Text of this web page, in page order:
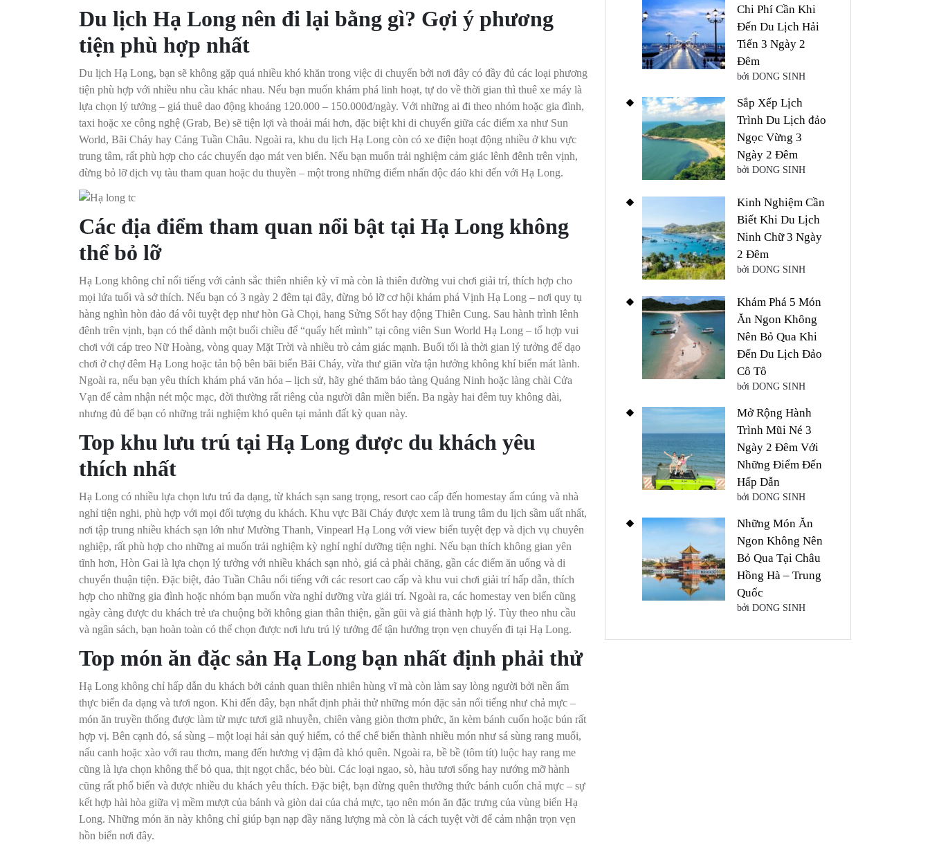
Du lịch Hạ Long nên đi lại bằng gì? Gợi ý phương
tiện phù hợp nhất
Du lịch Hạ Long, bạn sẽ không gặp quá nhiều khó khăn trong việc di chuyển bởi nơi đây có đầy đủ các loại phương
tiện phù hợp với nhiều nhu cầu khác nhau. Nếu bạn muốn khám phá linh hoạt, tự do về thời gian thì thuê xe máy là
lựa chọn lý tưởng – giá thuê dao động khoảng 120.000 – 150.000đ/ngày. Với những ai đi theo nhóm hoặc gia đình,
taxi hoặc xe công nghệ (Grab, Be) sẽ tiện lợi và thoải mái hơn, đặc biệt khi di chuyển giữa các điểm xa như Sun
World, Bãi Cháy hay Cảng Tuần Châu. Ngoài ra, khu du lịch Hạ Long còn có xe điện hoạt động nhiều ở khu vực
trung tâm, rất phù hợp cho các chuyến dạo mát ven biển. Nếu bạn muốn trải nghiệm cảm giác lênh đênh trên vịnh,
đừng bỏ lỡ dịch vụ tàu tham quan hoặc du thuyền – một trong những điểm nhấn độc đáo khi đến với Hạ Long.
Các địa điểm tham quan nổi bật tại Hạ Long không
thể bỏ lỡ
Hạ Long không chỉ nổi tiếng với cảnh sắc thiên nhiên kỳ vĩ mà còn là thiên đường vui chơi giải trí, thích hợp cho
mọi lứa tuổi và sở thích. Nếu bạn có 3 ngày 2 đêm tại đây, đừng bỏ lỡ cơ hội khám phá Vịnh Hạ Long – nơi quy tụ
hàng nghìn hòn đảo đá vôi tuyệt đẹp như hòn Gà Chọi, hang Sửng Sốt hay động Thiên Cung. Sau hành trình lênh
đênh trên vịnh, bạn có thể dành một buổi chiều để “quẩy hết mình” tại công viên Sun World Hạ Long – tổ hợp vui
chơi với cáp treo Nữ Hoàng, vòng quay Mặt Trời và nhiều trò cảm giác mạnh. Buổi tối là thời gian lý tưởng để dạo
chơi ở chợ đêm Hạ Long hoặc tản bộ bên bãi biển Bãi Cháy, vừa thư giãn vừa tận hưởng không khí biển mát lành.
Ngoài ra, nếu bạn yêu thích khám phá văn hóa – lịch sử, hãy ghé thăm bảo tàng Quảng Ninh hoặc làng chài Cửa
Vạn để cảm nhận nét mộc mạc, đời thường rất riêng của người dân miền biển. Ba ngày hai đêm tuy không dài,
nhưng đủ để bạn có những trải nghiệm khó quên tại mảnh đất kỳ quan này.
Top khu lưu trú tại Hạ Long được du khách yêu
thích nhất
Hạ Long có nhiều lựa chọn lưu trú đa dạng, từ khách sạn sang trọng, resort cao cấp đến homestay ấm cúng và nhà
nghỉ tiện nghi, phù hợp với mọi đối tượng du khách. Khu vực Bãi Cháy được xem là trung tâm du lịch sầm uất nhất,
nơi tập trung nhiều khách sạn lớn như Mường Thanh, Vinpearl Hạ Long với view biển tuyệt đẹp và dịch vụ chuyên
nghiệp, rất phù hợp cho những ai muốn trải nghiệm kỳ nghỉ nghỉ dưỡng tiện nghi. Nếu bạn thích không gian yên
tĩnh hơn, Hòn Gai là lựa chọn lý tưởng với nhiều khách sạn nhỏ, giá cả phải chăng, gần các điểm ăn uống và di
chuyển thuận tiện. Đặc biệt, đảo Tuần Châu nổi tiếng với các resort cao cấp và khu vui chơi giải trí hấp dẫn, thích
hợp cho những gia đình hoặc nhóm bạn muốn vừa nghỉ dưỡng vừa giải trí. Ngoài ra, các homestay ven biển cũng
ngày càng được du khách trẻ ưa chuộng bởi không gian thân thiện, gần gũi và giá thành hợp lý. Tùy theo nhu cầu
và ngân sách, bạn hoàn toàn có thể chọn được nơi lưu trú lý tưởng để tận hưởng trọn vẹn chuyến đi tại Hạ Long.
Top món ăn đặc sản Hạ Long bạn nhất định phải thử
Hạ Long không chỉ hấp dẫn du khách bởi cảnh quan thiên nhiên hùng vĩ mà còn làm say lòng người bởi nền ẩm
thực biển đa dạng và tươi ngon. Khi đến đây, bạn nhất định phải thử những món đặc sản nổi tiếng như chả mực –
món ăn truyền thống được làm từ mực tươi giã nhuyễn, chiên vàng giòn thơm phức, ăn kèm bánh cuốn hoặc bún rất
hợp vị. Bên cạnh đó, sá sùng – một loại hải sản quý hiếm, có thể chế biến thành nhiều món như sá sùng rang muối,
nấu canh hoặc xào với rau thơm, mang đến hương vị đậm đà khó quên. Ngoài ra, bề bề (tôm tít) luộc hay rang me
cũng là lựa chọn không thể bỏ qua, thịt ngọt chắc, béo bùi. Các loại ngao, sò, hàu tươi sống hay nướng mỡ hành
cũng rất phổ biến và được nhiều du khách yêu thích. Đặc biệt, bạn đừng quên thưởng thức bánh cuốn chả mực – sự
kết hợp hài hòa giữa vị mềm mượt của bánh và giòn dai của chả mực, tạo nên món ăn đặc trưng của vùng biển Hạ
Long. Những món ăn này không chỉ giúp bạn nạp đầy năng lượng mà còn là cách tuyệt vời để cảm nhận trọn vẹn
hồn biển nơi đây.
Chi Phí Cần Khi
Đến Du Lịch Hải
Tiến 3 Ngày 2
Đêm
bởi DONG SINH
Sắp Xếp Lịch
Trình Du Lịch đảo
Ngọc Vừng 3
Ngày 2 Đêm
bởi DONG SINH
Kinh Nghiệm Cần
Biết Khi Du Lịch
Ninh Chữ 3 Ngày
2 Đêm
bởi DONG SINH
Khám Phá 5 Món
Ăn Ngon Không
Nên Bỏ Qua Khi
Đến Du Lịch Đảo
Cô Tô
bởi DONG SINH
Mở Rộng Hành
Trình Mũi Né 3
Ngày 2 Đêm Với
Những Điểm Đến
Hấp Dẫn
bởi DONG SINH
Những Món Ăn
Ngon Không Nên
Bỏ Qua Tại Châu
Hồng Hà – Trung
Quốc
bởi DONG SINH